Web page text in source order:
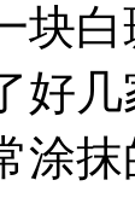
块
好
涂抹